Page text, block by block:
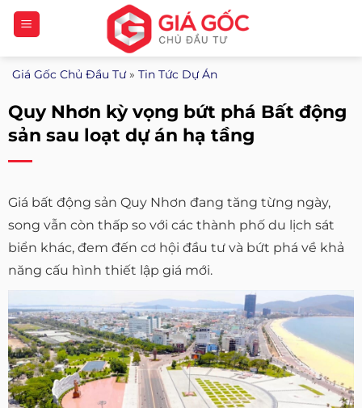
Bỏ
qua
nội
dung
Giá Gốc Chủ Đầu Tư» Tin Tức Dự Án
Quy Nhơn kỳ vọng bứt phá Bất động
sản sau loạt dự án hạ tầng
Giá bất động sản Quy Nhơn đang tăng từng ngày,
song vẫn còn thấp so với các thành phố du lịch sát
biển khác, đem đến cơ hội đầu tư và bứt phá về khả
năng cấu hình thiết lập giá mới.